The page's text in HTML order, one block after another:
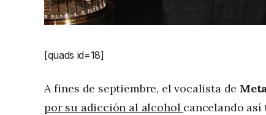
[quads id=18]
A fines de septiembre, el vocalista de
por su adicción al alcohol cancelando